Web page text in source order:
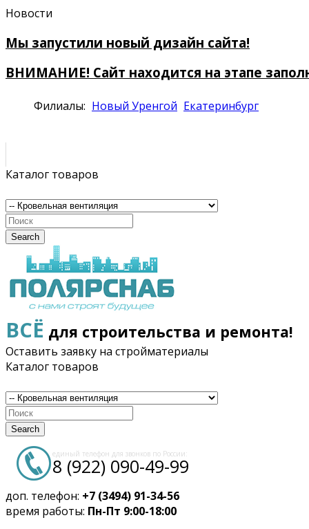
Новости
Мы запустили новый дизайн сайта!
ВНИМАНИЕ! Сайт находится на этапе
Филиалы: Новый Уренгой Екатеринбург
Каталог товаров
Search
ВСЁ для строительства и ремонта!
Оставить заявку на стройматериалы
Каталог товаров
Search
единый телефон для звонков по России:
8 (922) 090-49-99
доп. телефон: +7 (3494) 91-34-56
время работы: Пн-Пт 9:00-18:00